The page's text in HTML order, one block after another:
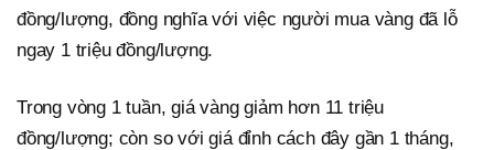
đồng/lượng, đồng nghĩa với việc người mua vàng đã lỗ
ngay 1 triệu đồng/lượng.
Trong vòng 1 tuần, giá vàng giảm hơn 11 triệu
đồng/lượng; còn so với giá đỉnh cách đây gần 1 tháng,